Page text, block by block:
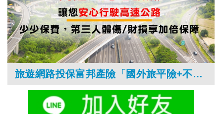
旅遊網路投保富邦產險「國外旅平險+不便險」、「國道增額險+拖吊險」添保障並抽好禮